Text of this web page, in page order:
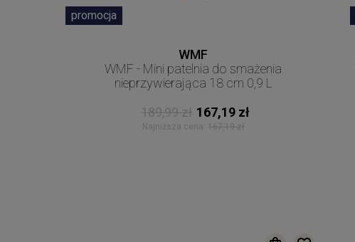
promocja
WMF
WMF - Mini patelnia do smażenia
nieprzywierająca 18 cm 0,9 L
189,99 zł 167,19 zł
Najniższa cena: 167,19 zł